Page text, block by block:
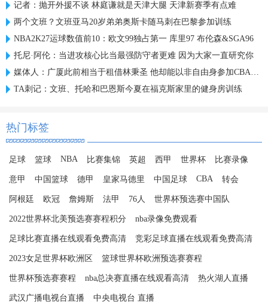
记者：抛开外援不谈 林庭谦就是天津大腿 天津新赛季有点难
两个文班？文班亚马20岁弟弟奥斯卡随马刺在巴黎参加训练
NBA2K27运球数值前10：欧文99独占第一 库里97 布伦森&SGA96
托尼·阿伦：当进攻核心比当最强防守者更难 因为大家一直研究你
媒体人：广厦此前相当于租借林秉圣 他却能以非自由身参加CBA选秀
TA刺记：文班、托哈和巴恩斯今夏在福克斯家里的健身房训练
热门标签
足球 篮球 NBA 比赛集锦 英超 西甲 世界杯 比赛录像
意甲 中国篮球 德甲 皇家马德里 中国足球 CBA 转会
阿根廷 欧冠 詹姆斯 法甲 76人 世界杯预选赛中国队
2022世界杯北美预选赛赛程积分 nba录像免费观看
足球比赛直播在线观看免费高清 竞彩足球直播在线观看免费高清
2023女足世界杯欧洲区 篮球世界杯欧洲预选赛赛程
世界杯预选赛赛程 nba总决赛直播在线观看高清 热火湖人直播
武汉广播电视台直播 中央电视台 直播